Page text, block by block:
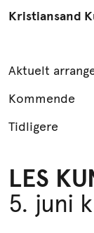
Kristiansand
Aktuelt
Kommende
Tidligere
LES
5. juni